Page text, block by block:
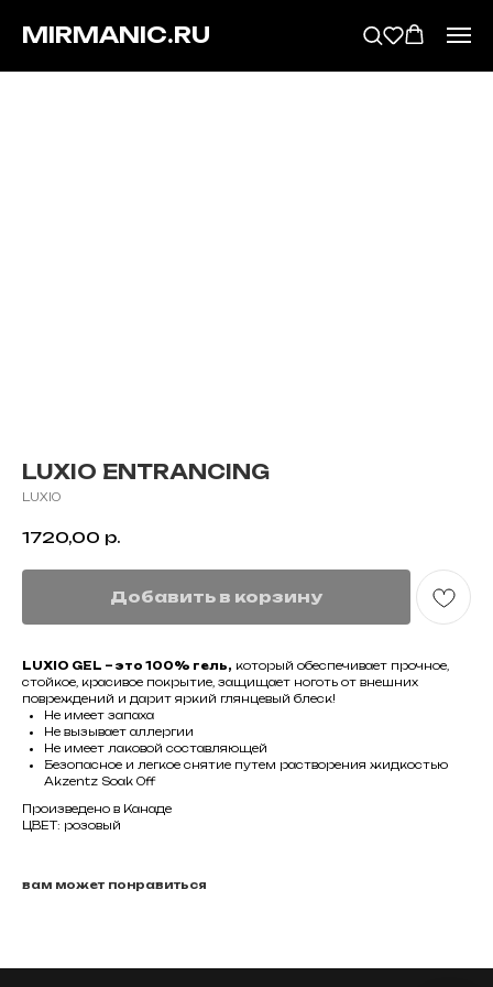
MIRMANIC.RU
LUXIO ENTRANCING
LUXIO
1720,00 р.
Добавить в корзину
LUXIO GEL – это 100% гель, который обеспечивает прочное,
стойкое, красивое покрытие, защищает ноготь от внешних
повреждений и дарит яркий глянцевый блеск!
Не имеет запаха
Не вызывает аллергии
Не имеет лаковой составляющей
Безопасное и легкое снятие путем растворения жидкостью
Akzentz Soak Off
Произведено в Канаде
ЦВЕТ: розовый
вам может понравиться